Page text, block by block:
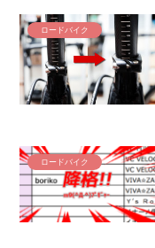
ロードバイク
ロードバイク